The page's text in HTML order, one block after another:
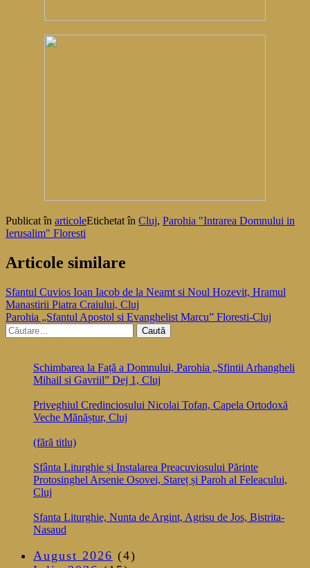
Publicat în articoleEtichetat în Cluj, Parohia "Intrarea Domnului in
Ierusalim" Floresti
Articole similare
Navigare
în
articole
Sfantul Cuvios Ioan Iacob de la Neamt si Noul Hozevit, Hramul
Manastirii Piatra Craiului, Cluj
Parohia „Sfantul Apostol si Evanghelist Marcu” Floresti-Cluj
Caută
după:
Schimbarea la Față a Domnului, Parohia „Sfintii Arhangheli
Mihail si Gavriil” Dej 1, Cluj
Priveghiul Credinciosului Nicolai Tofan, Capela Ortodoxă
Veche Mănăștur, Cluj
(fără titlu)
Sfânta Liturghie și Instalarea Preacuviosului Părinte
Protosinghel Arsenie Osovei, Stareț și Paroh al Feleacului,
Cluj
Sfanta Liturghie, Nunta de Argint, Agrisu de Jos, Bistrita-
Nasaud
August 2026 (4)